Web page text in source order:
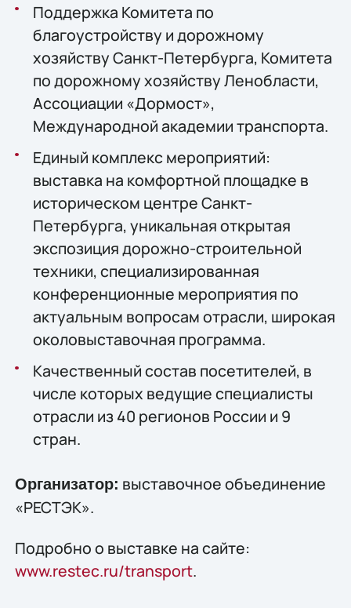
Поддержка Комитета по
благоустройству и дорожному
хозяйству Санкт-Петербурга, Комитета
по дорожному хозяйству Ленобласти,
Ассоциации «Дормост»,
Международной академии транспорта.
Единый комплекс мероприятий:
выставка на комфортной площадке в
историческом центре Санкт-
Петербурга, уникальная открытая
экспозиция дорожно-строительной
техники, специализированная
конференционные мероприятия по
актуальным вопросам отрасли, широкая
околовыставочная программа.
Качественный состав посетителей, в
числе которых ведущие специалисты
отрасли из 40 регионов России и 9
стран.
Организатор: выставочное объединение
«РЕСТЭК».
Подробно о выставке на сайте:
www.restec.ru/transport.